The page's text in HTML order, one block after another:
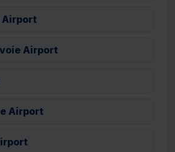
Airport
Airport
Airport